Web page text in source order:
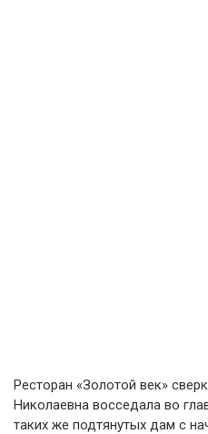
Ресторан «Золотой век»
Николаевна восседала во
таких же подтянутых дам с